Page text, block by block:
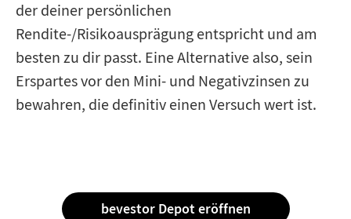
der deiner persönlichen
Rendite-/Risikoausprägung entspricht und am
besten zu dir passt. Eine Alternative also, sein
Erspartes vor den Mini- und Negativzinsen zu
bewahren, die definitiv einen Versuch wert ist.
bevestor Depot eröffnen